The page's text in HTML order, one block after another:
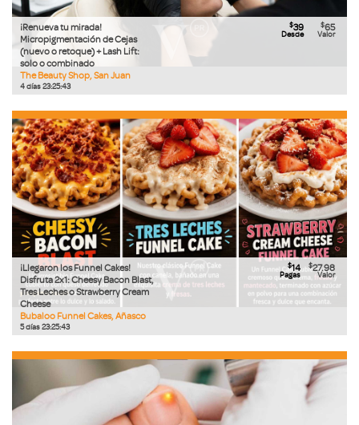
¡Renueva tu mirada!
Micropigmentación de Cejas
(nuevo o retoque) + Lash Lift:
solo o combinado
The Beauty Shop, San Juan
4días23:25:42
$39
Desde
$65
Valor
¡Llegaron los Funnel Cakes!
Disfruta 2x1: Cheesy Bacon Blast,
Tres Leches o Strawberry Cream
Cheese
Bubaloo Funnel Cakes, Añasco
5días23:25:42
$14
Pagas
$27.98
Valor